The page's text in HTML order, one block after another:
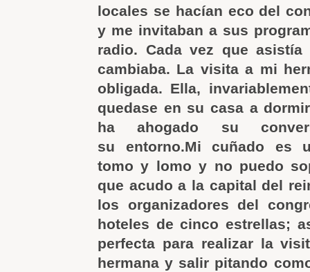
locales se hacían eco del
y me invitaban a sus
radio. Cada vez que
cambiaba. La visita a mi
obligada. Ella,
quedase en su casa a
ha ahogado su
su entorno.Mi cuñado es
tomo y lomo y no puedo
que acudo a la capital del
los organizadores del
hoteles de cinco estrellas;
perfecta para realizar la
hermana y salir pitando